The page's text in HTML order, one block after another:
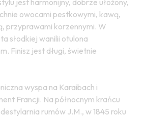
owocami pestkowymi, kawą,
przyprawami korzennymi. W
słodkiej wanilii otulona
Finisz jest długi, świetnie
wyspa na Karaibach i
Francji. Na północnym krańcu
rumów J.M., w 1845 roku